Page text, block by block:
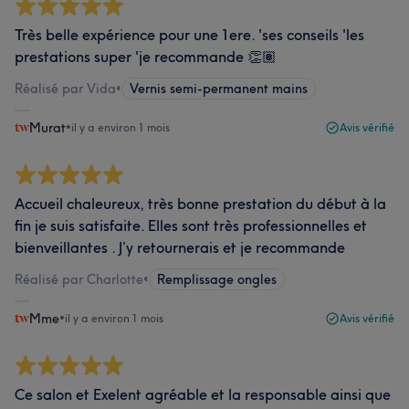
Très belle expérience pour une 1ere. 'ses conseils 'les
prestations super 'je recommande 👏🏽
Réalisé par Vida• Vernis semi-permanent mains
Murat•il y a environ 1 mois Avis vérifié
Accueil chaleureux, très bonne prestation du début à la
fin je suis satisfaite. Elles sont très professionnelles et
bienveillantes . J’y retournerais et je recommande
Réalisé par Charlotte• Remplissage ongles
Mme•il y a environ 1 mois Avis vérifié
Ce salon et Exelent agréable et la responsable ainsi que